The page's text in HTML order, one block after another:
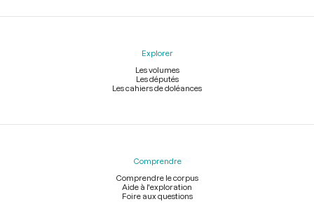
Explorer
Les volumes
Les députés
Les cahiers de doléances
Comprendre
Comprendre le corpus
Aide à l'exploration
Foire aux questions